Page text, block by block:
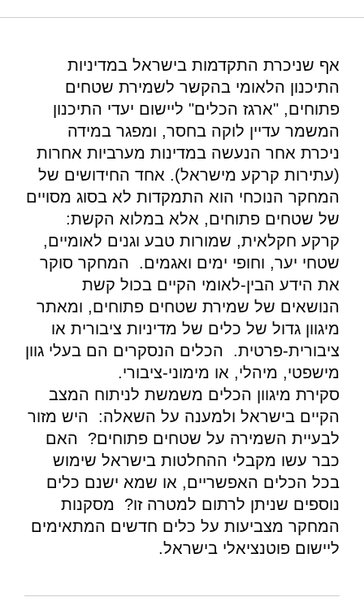
אף שניכרת התקדמות בישראל במדיניות
התיכנון הלאומי בהקשר לשמירת שטחים
פתוחים, "ארגז הכלים" ליישום יעדי התיכנון
המשמר עדיין לוקה בחסר, ומפגר במידה
ניכרת אחר הנעשה במדינות מערביות אחרות
(עתירות קרקע מישראל). אחד החידושים של
המחקר הנוכחי הוא התמקדות לא בסוג מסויים
של שטחים פתוחים, אלא במלוא הקשת:
קרקע חקלאית, שמורות טבע וגנים לאומיים,
שטחי יער, וחופי ימים ואגמים. המחקר סוקר
את הידע הבין-לאומי הקיים בכול קשת
הנושאים של שמירת שטחים פתוחים, ומאתר
מיגוון גדול של כלים של מדיניות ציבורית או
ציבורית-פרטית. הכלים הנסקרים הם בעלי גוון
מישפטי, מיהלי, או מימוני-ציבורי.
סקירת מיגוון הכלים משמשת לניתוח המצב
הקיים בישראל ולמענה על השאלה: היש מזור
לבעיית השמירה על שטחים פתוחים? האם
כבר עשו מקבלי ההחלטות בישראל שימוש
בכל הכלים האפשריים, או שמא ישנם כלים
נוספים שניתן לרתום למטרה זו? מסקנות
המחקר מצביעות על כלים חדשים המתאימים
ליישום פוטנציאלי בישראל.